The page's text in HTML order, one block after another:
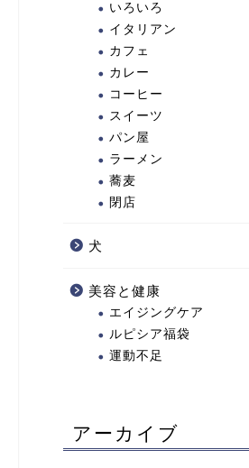
いろいろ
イタリアン
カフェ
カレー
コーヒー
スイーツ
パン屋
ラーメン
蕎麦
閉店
犬
美容と健康
エイジングケア
ルピシア福袋
運動不足
アーカイブ